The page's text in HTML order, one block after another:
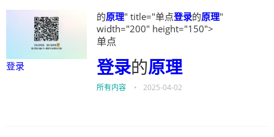
登录
的原理" title="单点登录的原理"
width="200" height="150">
单点
登录的原理
所有内容 • 2025-04-02